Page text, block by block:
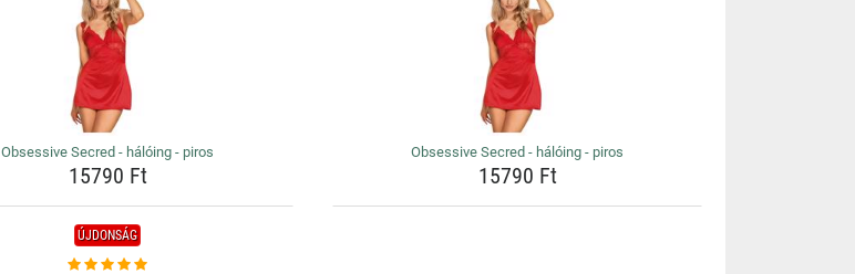
Obsessive Secred - hálóing - piros
15790 Ft
Obsessive Secred - hálóing - piros
15790 Ft
ÚJDONSÁG